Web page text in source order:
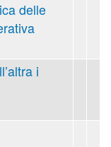
delle
i